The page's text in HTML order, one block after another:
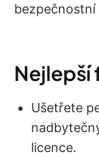
Nejlepší
Ušetřete
licence.